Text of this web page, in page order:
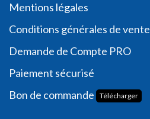
Mentions légales
Conditions générales de vente
Demande de Compte PRO
Paiement sécurisé
Bon de commande
Télécharger